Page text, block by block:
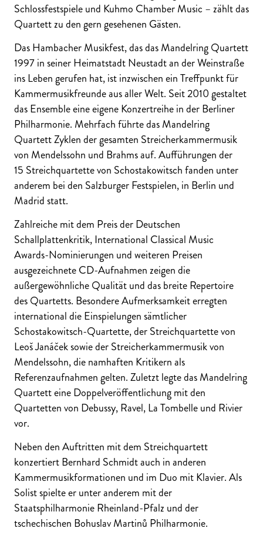
Schlossfestspiele und Kuhmo Chamber Music – zählt das
Quartett zu den gern gesehenen Gästen.
Das Hambacher Musikfest, das das Mandelring Quartett
1997 in seiner Heimatstadt Neustadt an der Weinstraße
ins Leben gerufen hat, ist inzwischen ein Treffpunkt für
Kammermusikfreunde aus aller Welt. Seit 2010 gestaltet
das Ensemble eine eigene Konzertreihe in der Berliner
Philharmonie. Mehrfach führte das Mandelring
Quartett Zyklen der gesamten Streicherkammermusik
von Mendelssohn und Brahms auf. Aufführungen der
15 Streichquartette von Schostakowitsch fanden unter
anderem bei den Salzburger Festspielen, in Berlin und
Madrid statt.
Zahlreiche mit dem Preis der Deutschen
Schallplattenkritik, International Classical Music
Awards-Nominierungen und weiteren Preisen
ausgezeichnete CD-Aufnahmen zeigen die
außergewöhnliche Qualität und das breite Repertoire
des Quartetts. Besondere Aufmerksamkeit erregten
international die Einspielungen sämtlicher
Schostakowitsch-Quartette, der Streichquartette von
Leoš Janáček sowie der Streicherkammermusik von
Mendelssohn, die namhaften Kritikern als
Referenzaufnahmen gelten. Zuletzt legte das Mandelring
Quartett eine Doppelveröffentlichung mit den
Quartetten von Debussy, Ravel, La Tombelle und Rivier
vor.
Neben den Auftritten mit dem Streichquartett
konzertiert Bernhard Schmidt auch in anderen
Kammermusikformationen und im Duo mit Klavier. Als
Solist spielte er unter anderem mit der
Staatsphilharmonie Rheinland-Pfalz und der
tschechischen Bohuslav Martinů Philharmonie.